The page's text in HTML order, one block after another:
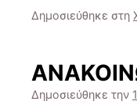
Δημοσιεύθηκε στη
Δημοσιεύθηκε την